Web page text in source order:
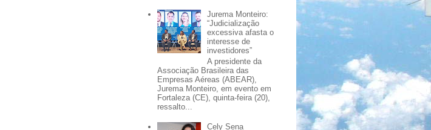
Jurema Monteiro:
“Judicialização
excessiva afasta o
interesse de
investidores”
A presidente da
Associação Brasileira das
Empresas Aéreas (ABEAR),
Jurema Monteiro, em evento em
Fortaleza (CE), quinta-feira (20),
ressalto...
Cely Sena